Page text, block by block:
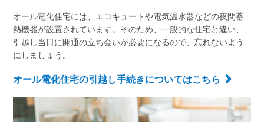
オール電化住宅には、エコキュートや電気温水器などの夜間蓄
熱機器が設置されています。そのため、一般的な住宅と違い、
引越し当日に開通の立ち会いが必要になるので、忘れないよう
にしましょう。
オール電化住宅の引越し手続きについてはこちら